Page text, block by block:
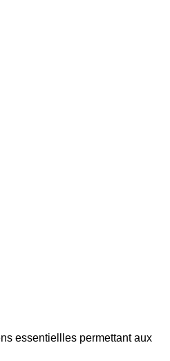
essentiellles permettant aux